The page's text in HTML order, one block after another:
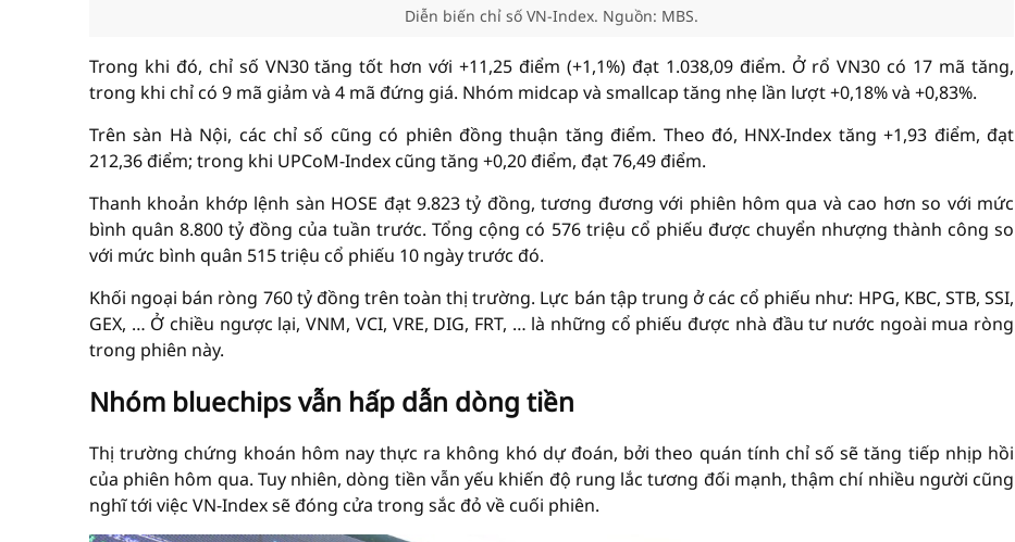
Diễn biến chỉ số VN-Index. Nguồn: MBS.
Trong khi đó, chỉ số VN30 tăng tốt hơn với +11,25 điểm (+1,1%) đạt 1.038,09 điểm. Ở rổ VN30 có 17 mã tăng,
trong khi chỉ có 9 mã giảm và 4 mã đứng giá. Nhóm midcap và smallcap tăng nhẹ lần lượt +0,18% và +0,83%.
Trên sàn Hà Nội, các chỉ số cũng có phiên đồng thuận tăng điểm. Theo đó, HNX-Index tăng +1,93 điểm, đạt
212,36 điểm; trong khi UPCoM-Index cũng tăng +0,20 điểm, đạt 76,49 điểm.
Thanh khoản khớp lệnh sàn HOSE đạt 9.823 tỷ đồng, tương đương với phiên hôm qua và cao hơn so với mức
bình quân 8.800 tỷ đồng của tuần trước. Tổng cộng có 576 triệu cổ phiếu được chuyển nhượng thành công so
với mức bình quân 515 triệu cổ phiếu 10 ngày trước đó.
Khối ngoại bán ròng 760 tỷ đồng trên toàn thị trường. Lực bán tập trung ở các cổ phiếu như: HPG, KBC, STB, SSI,
GEX, … Ở chiều ngược lại, VNM, VCI, VRE, DIG, FRT, … là những cổ phiếu được nhà đầu tư nước ngoài mua ròng
trong phiên này.
Nhóm bluechips vẫn hấp dẫn dòng tiền
Thị trường chứng khoán hôm nay thực ra không khó dự đoán, bởi theo quán tính chỉ số sẽ tăng tiếp nhịp hồi
của phiên hôm qua. Tuy nhiên, dòng tiền vẫn yếu khiến độ rung lắc tương đối mạnh, thậm chí nhiều người cũng
nghĩ tới việc VN-Index sẽ đóng cửa trong sắc đỏ về cuối phiên.